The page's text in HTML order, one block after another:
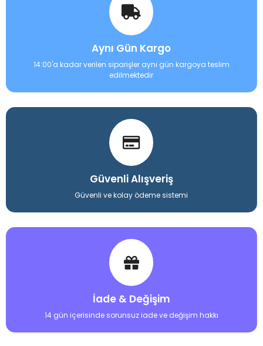
Aynı Gün Kargo
14:00'a kadar verilen siparişler aynı gün kargoya teslim
edilmektedir
Güvenli Alışveriş
Güvenli ve kolay ödeme sistemi
İade & Değişim
14 gün içerisinde sorunsuz iade ve değişim hakkı